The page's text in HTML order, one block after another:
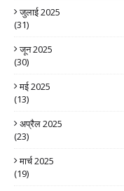
जुलाई 2025
(31)
जून 2025
(30)
मई 2025
(13)
अप्रैल 2025
(23)
मार्च 2025
(19)